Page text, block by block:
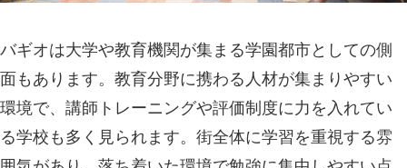
バギオは大学や教育機関が集まる学園都市としての側
面もあります。教育分野に携わる人材が集まりやすい
環境で、講師トレーニングや評価制度に力を入れてい
る学校も多く見られます。街全体に学習を重視する雰